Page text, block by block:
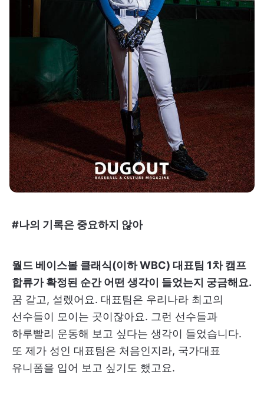
#나의 기록은 중요하지 않아
월드 베이스볼 클래식(이하 WBC) 대표팀 1차 캠프
합류가 확정된 순간 어떤 생각이 들었는지 궁금해요.
꿈 같고, 설렜어요. 대표팀은 우리나라 최고의
선수들이 모이는 곳이잖아요. 그런 선수들과
하루빨리 운동해 보고 싶다는 생각이 들었습니다.
또 제가 성인 대표팀은 처음인지라, 국가대표
유니폼을 입어 보고 싶기도 했고요.